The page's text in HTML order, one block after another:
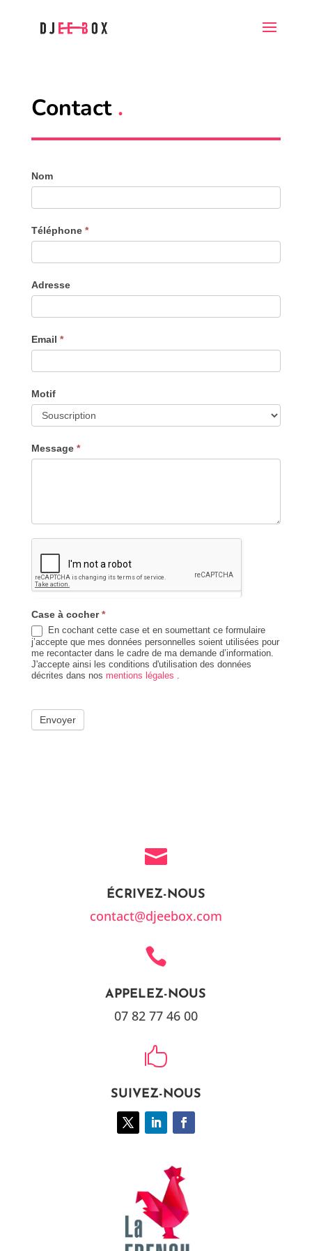
Contact .
Contact
Nom
Téléphone *
Adresse
Email *
Motif
Message *
Case à cocher*
En cochant cette case et en soumettant ce formulaire
j’accepte que mes données personnelles soient utilisées pour
me recontacter dans le cadre de ma demande d’information.
J'accepte ainsi les conditions d'utilisation des données
décrites dans nos mentions légales
Envoyer

ÉCRIVEZ-NOUS
contact@djeebox.com

APPELEZ-NOUS
07 82 77 46 00

SUIVEZ-NOUS